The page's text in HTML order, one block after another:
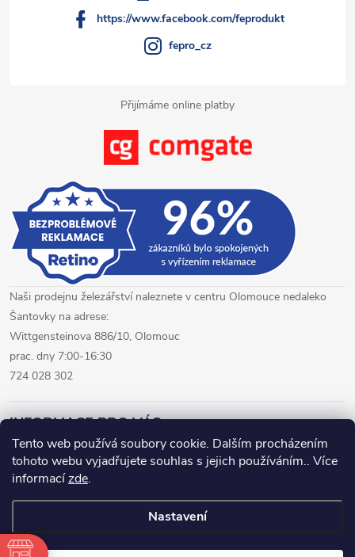
Tento web používá soubory cookie. Dalším procházením
tohoto webu vyjadřujete souhlas s jejich používáním.. Více
informacízde.
Nastavení
Přijímáme online platby
https://www.facebook.com/feprodukt
fepro_cz
Naši prodejnu železářství naleznete v centru Olomouce nedaleko
Šantovky na adrese:
Wittgensteinova 886/10, Olomouc
prac. dny 7:00-16:30
724 028 302
INFORMACE PRO VÁS
železářství Olomouc
CNC pálení plechů Olomouc
Copyright 2026www.fepro.cz. Všechna práva vyhrazena.